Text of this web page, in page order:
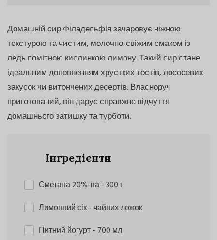
Домашній сир Філадельфія зачаровує ніжною
текстурою та чистим, молочно-свіжим смаком із
ледь помітною кислинкою лимону. Такий сир стане
ідеальним доповненням хрустких тостів, лососевих
закусок чи витончених десертів. Власноруч
приготований, він дарує справжнє відчуття
домашнього затишку та турботи.
Інгредієнти
Сметана 20%-на- 300 г
Лимонний сік- чайних ложок
Питний йогурт- 700 мл